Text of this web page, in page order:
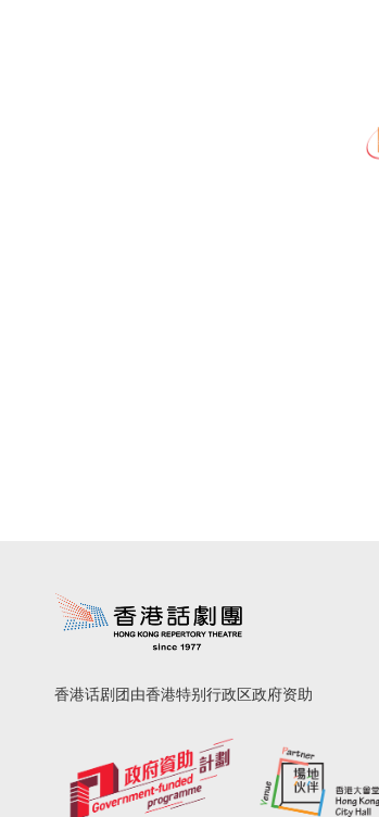
香港话剧团由香港特别行政区政府资助